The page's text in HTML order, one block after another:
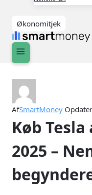
Økonomitjek
AfSmartMoney
Køb
2025 –